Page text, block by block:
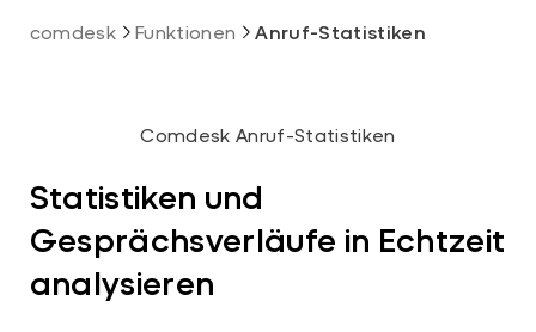
comdesk Funktionen Anruf-Statistiken
Comdesk Anruf-Statistiken
Statistiken und
Gesprächsverläufe in Echtzeit
analysieren